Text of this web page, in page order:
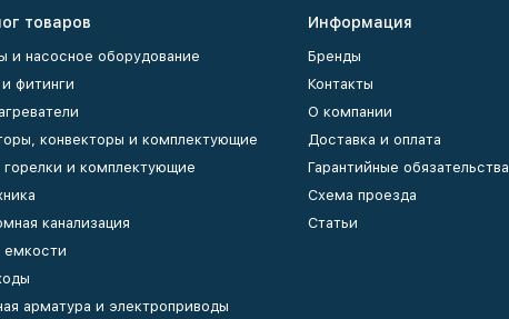
товаров
и насосное оборудование
фитинги
конвекторы и комплектующие
горелки и комплектующие
канализация
емкости
арматура и электроприводы
Информация
Бренды
Контакты
О компании
Доставка и оплата
Гарантийные обязательства
Схема проезда
Статьи